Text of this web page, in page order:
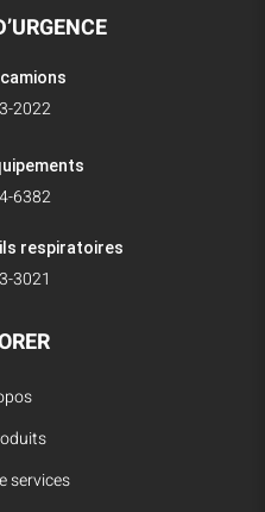
2022
6382
respiratoires
3021
services